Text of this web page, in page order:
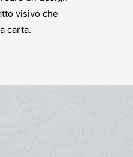
visivo che
carta.